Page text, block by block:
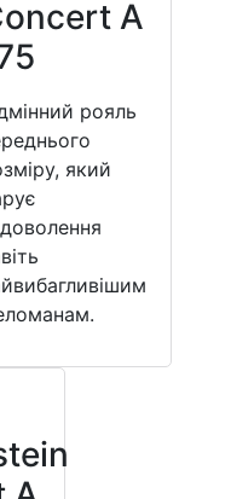
A
рояль
який